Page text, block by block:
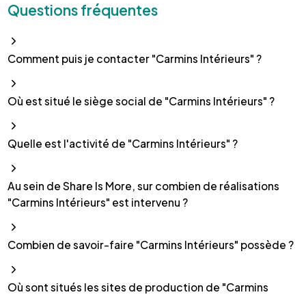
Questions fréquentes
Comment puis je contacter "Carmins Intérieurs" ?
Où est situé le siège social de "Carmins Intérieurs" ?
Quelle est l'activité de "Carmins Intérieurs" ?
Au sein de Share Is More, sur combien de réalisations
"Carmins Intérieurs" est intervenu ?
Combien de savoir-faire "Carmins Intérieurs" possède ?
Où sont situés les sites de production de "Carmins